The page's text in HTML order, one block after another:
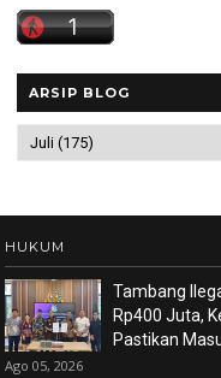
ARSIP BLOG
HUKUM
Tambang
Rp400 Juta,
Pastikan
Ago 05, 2026